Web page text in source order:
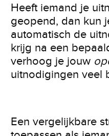
Heeft iemand je
geopend, dan kun
automatisch de
krijg na een
verhoog je jouw
uitnodigingen veel
Een vergelijkbare